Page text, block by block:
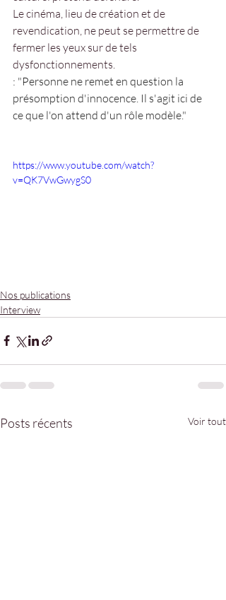
Le cinéma, lieu de création et de
revendication, ne peut se permettre de
fermer les yeux sur de tels
dysfonctionnements.
: "Personne ne remet en question la
présomption d'innocence. Il s'agit ici de
ce que l'on attend d'un rôle modèle."
https://www.youtube.com/watch?
v=QK7VwGwygS0
Nos publications
Interview
Posts récents Voir tout